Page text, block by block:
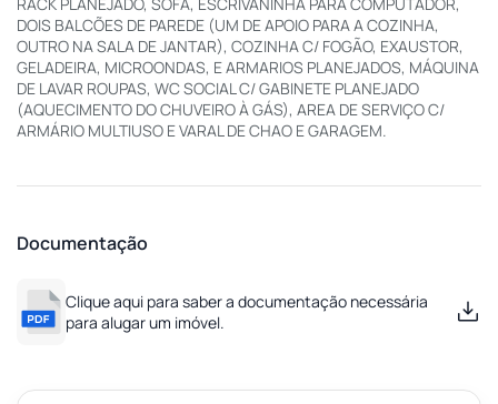
DOIS BALCÕES DE PAREDE (UM DE APOIO PARA A COZINHA,
OUTRO NA SALA DE JANTAR), COZINHA C/ FOGÃO, EXAUSTOR,
GELADEIRA, MICROONDAS, E ARMARIOS PLANEJADOS, MÁQUINA
DE LAVAR ROUPAS, WC SOCIAL C/ GABINETE PLANEJADO
(AQUECIMENTO DO CHUVEIRO À GÁS), AREA DE SERVIÇO C/
ARMÁRIO MULTIUSO E VARAL DE CHAO E GARAGEM.
Documentação
Clique aqui para saber a documentação necessária
para alugar um imóvel.